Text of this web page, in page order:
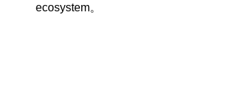
ecosystem。